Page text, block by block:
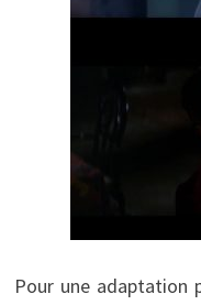
Pour une adaptation